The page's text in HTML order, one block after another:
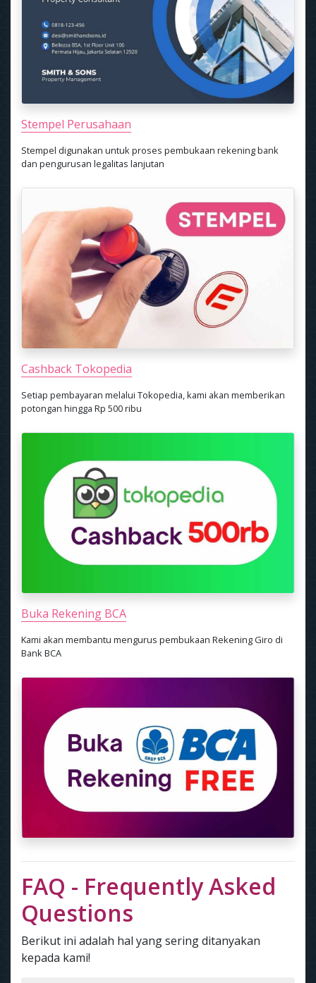
Stempel Perusahaan
Stempel digunakan untuk proses pembukaan rekening bank
dan pengurusan legalitas lanjutan
Cashback Tokopedia
Setiap pembayaran melalui Tokopedia, kami akan memberikan
potongan hingga Rp 500 ribu
Buka Rekening BCA
Kami akan membantu mengurus pembukaan Rekening Giro di
Bank BCA
FAQ - Frequently Asked
Questions
Berikut ini adalah hal yang sering ditanyakan
kepada kami!